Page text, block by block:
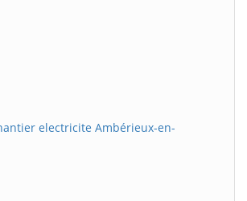
electricite Ambérieux-en-